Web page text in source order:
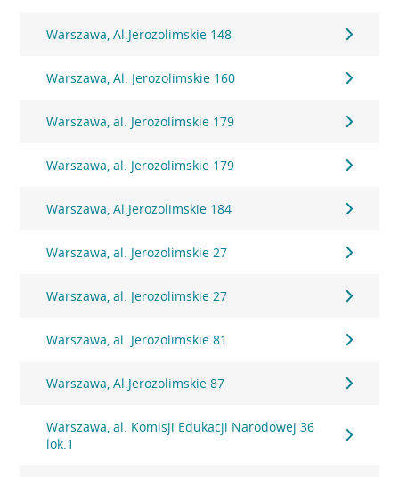
Warszawa, Al.Jerozolimskie 148
Warszawa, Al. Jerozolimskie 160
Warszawa, al. Jerozolimskie 179
Warszawa, al. Jerozolimskie 179
Warszawa, Al.Jerozolimskie 184
Warszawa, al. Jerozolimskie 27
Warszawa, al. Jerozolimskie 27
Warszawa, al. Jerozolimskie 81
Warszawa, Al.Jerozolimskie 87
Warszawa, al. Komisji Edukacji Narodowej 36
lok.1